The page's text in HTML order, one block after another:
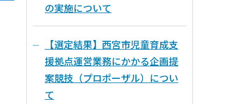
の実施について
【選定結果】西宮市児童育成支
援拠点運営業務にかかる企画提
案競技（プロポーザル）につい
て